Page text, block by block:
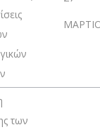
των